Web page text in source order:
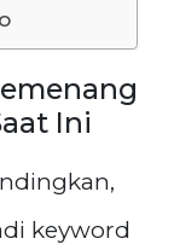
Ini
keyword